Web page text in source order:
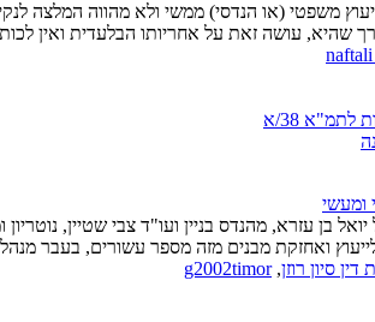
משפטי (או הנדסי) ממשי ולא מהווה המלצה
שהיא, עושה זאת על אחריותו הבלעדית ואין
ומעשי
בן עזרא, מהנדס בניין ועו"ד צבי שטיין, נוטריון
ואחזקת מבנים מזה מספר עשורים, בעבר
דין סיון רוזן,
g2002timor